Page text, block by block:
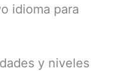
idioma para
y niveles